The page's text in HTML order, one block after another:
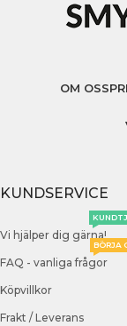
OM OSS
KUNDSERVICE
Vi hjälper dig gärna!
FAQ - vanliga frågor
BÖRJA
Köpvillkor
Frakt / Leverans